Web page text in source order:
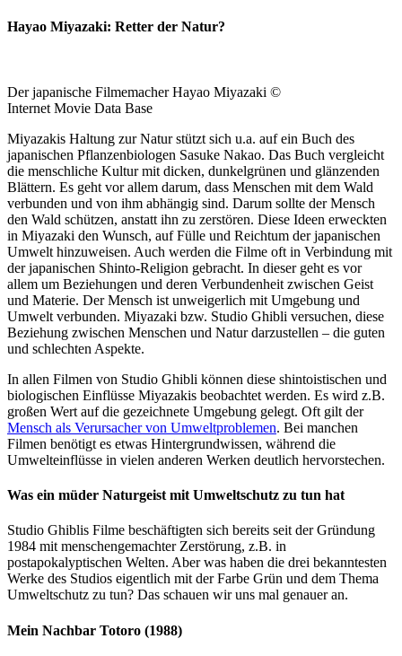
Hayao Miyazaki: Retter der Natur?
Der japanische Filmemacher Hayao Miyazaki ©
Internet Movie Data Base
Miyazakis Haltung zur Natur stützt sich u.a. auf ein Buch des
japanischen Pflanzenbiologen Sasuke Nakao. Das Buch vergleicht
die menschliche Kultur mit dicken, dunkelgrünen und glänzenden
Blättern. Es geht vor allem darum, dass Menschen mit dem Wald
verbunden und von ihm abhängig sind. Darum sollte der Mensch
den Wald schützen, anstatt ihn zu zerstören. Diese Ideen erweckten
in Miyazaki den Wunsch, auf Fülle und Reichtum der japanischen
Umwelt hinzuweisen. Auch werden die Filme oft in Verbindung mit
der japanischen Shinto-Religion gebracht. In dieser geht es vor
allem um Beziehungen und deren Verbundenheit zwischen Geist
und Materie. Der Mensch ist unweigerlich mit Umgebung und
Umwelt verbunden. Miyazaki bzw. Studio Ghibli versuchen, diese
Beziehung zwischen Menschen und Natur darzustellen – die guten
und schlechten Aspekte.
In allen Filmen von Studio Ghibli können diese shintoistischen und
biologischen Einflüsse Miyazakis beobachtet werden. Es wird z.B.
großen Wert auf die gezeichnete Umgebung gelegt. Oft gilt der
Mensch als Verursacher von Umweltproblemen. Bei manchen
Filmen benötigt es etwas Hintergrundwissen, während die
Umwelteinflüsse in vielen anderen Werken deutlich hervorstechen.
Was ein müder Naturgeist mit Umweltschutz zu tun hat
Studio Ghiblis Filme beschäftigten sich bereits seit der Gründung
1984 mit menschengemachter Zerstörung, z.B. in
postapokalyptischen Welten. Aber was haben die drei bekanntesten
Werke des Studios eigentlich mit der Farbe Grün und dem Thema
Umweltschutz zu tun? Das schauen wir uns mal genauer an.
Mein Nachbar Totoro (1988)